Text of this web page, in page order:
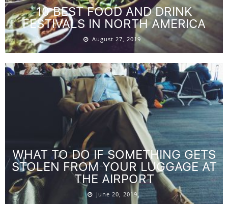
10 BEST FOOD AND DRINK
FESTIVALS IN NORTH AMERICA
August 27, 2019
WHAT TO DO IF SOMETHING GETS
STOLEN FROM YOUR LUGGAGE AT
THE AIRPORT
June 20, 2019